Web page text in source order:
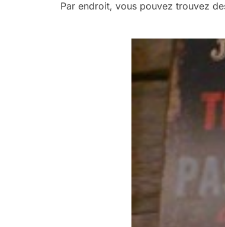
Par endroit, vous pouvez trouvez